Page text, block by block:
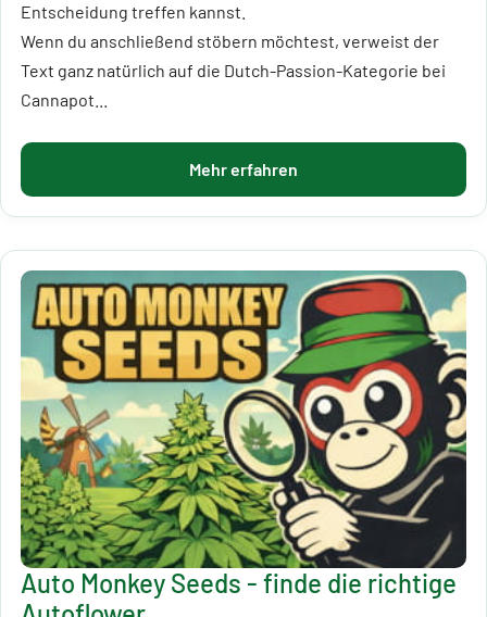
Entscheidung treffen kannst.
Wenn du anschließend stöbern möchtest, verweist der
Text ganz natürlich auf die Dutch-Passion-Kategorie bei
Cannapot...
Mehr erfahren
Auto Monkey Seeds - finde die richtige